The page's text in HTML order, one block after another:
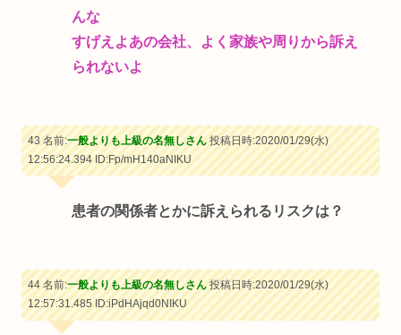
んな
すげえよあの会社、よく家族や周りから訴え
られないよ
43 名前:一般よりも上級の名無しさん投稿日時:2020/01/29(水)
12:56:24.394ID:Fp/mH140aNIKU
患者の関係者とかに訴えられるリスクは？
44 名前:一般よりも上級の名無しさん投稿日時:2020/01/29(水)
12:57:31.485ID:iPdHAjqd0NIKU